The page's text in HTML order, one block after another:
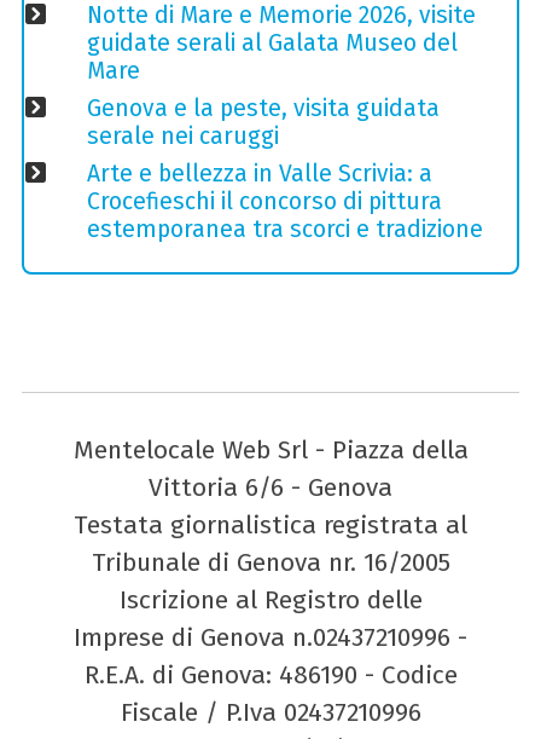
Notte di Mare e Memorie 2026, visite
guidate serali al Galata Museo del
Mare
Genova e la peste, visita guidata
serale nei caruggi
Arte e bellezza in Valle Scrivia: a
Crocefieschi il concorso di pittura
estemporanea tra scorci e tradizione
Mentelocale Web Srl - Piazza della
Vittoria 6/6 - Genova
Testata giornalistica registrata al
Tribunale di Genova nr. 16/2005
Iscrizione al Registro delle
Imprese di Genova n.02437210996 -
R.E.A. di Genova: 486190 - Codice
Fiscale / P.Iva 02437210996